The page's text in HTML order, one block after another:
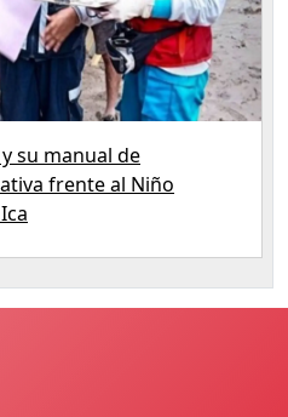
su manual de
frente al Niño